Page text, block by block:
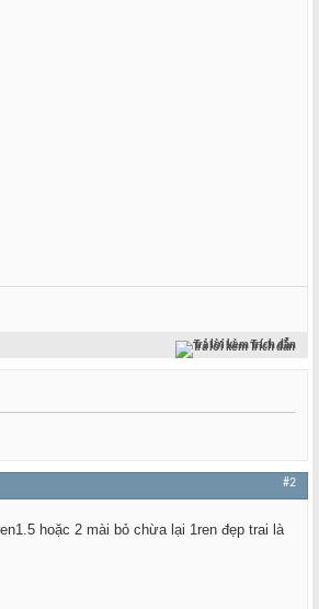
Trả lời kèm Trích dẫn
#2
hoặc 2 mài bỏ chừa lại 1ren đẹp trai là